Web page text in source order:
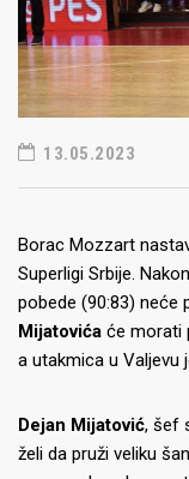
13.05.2023
Borac Mozzart
Superligi Srbije.
pobede (90:83) neće
Mijatovića će morati
a utakmica u Valjevu
Dejan Mijatović, šef
želi da pruži veliku